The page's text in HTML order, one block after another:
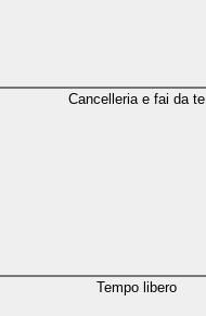
Cancelleria e fai da te
Tempo libero